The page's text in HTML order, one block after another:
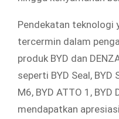
Pendekatan teknologi
tercermin dalam
produk BYD dan
seperti BYD Seal, BYD
M6, BYD ATTO 1, BYD
mendapatkan